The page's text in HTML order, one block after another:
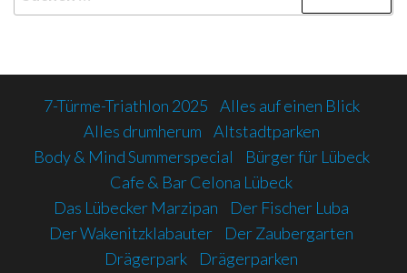
nach:
7-Türme-Triathlon 2025
Alles auf einen Blick
Alles drumherum
Altstadtparken
Body & Mind Summerspecial
Bürger für Lübeck
Cafe & Bar Celona Lübeck
Das Lübecker Marzipan
Der Fischer Luba
Der Wakenitzklabauter
Der Zaubergarten
Drägerpark
Drägerparken